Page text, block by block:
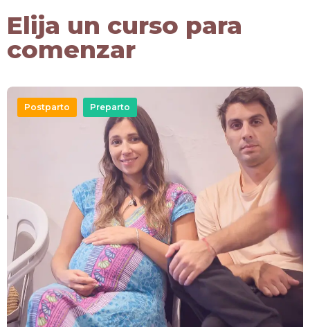
Elija un curso para
comenzar
Postparto Preparto